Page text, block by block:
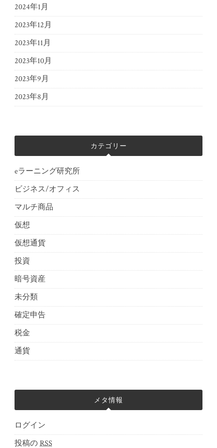
2024年1月
2023年12月
2023年11月
2023年10月
2023年9月
2023年8月
カテゴリー
eラーニング研究所
ビジネス/オフィス
マルチ商品
仮想
仮想通貨
投資
暗号資産
未分類
確定申告
税金
通貨
メタ情報
ログイン
投稿のRSS